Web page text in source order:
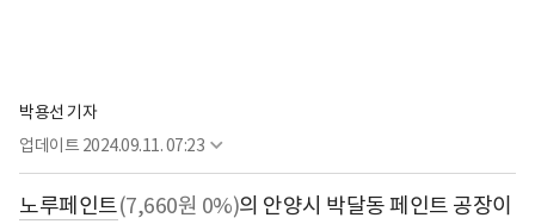
박용선 기자
업데이트 2024.09.11. 07:23
노루페인트(7,660원 0%)의 안양시 박달동 페인트 공장이